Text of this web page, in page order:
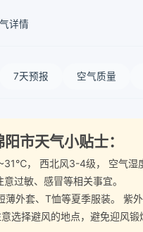
详情
7天预报 空气质量
市天气小贴士：
， 西北风3-4级， 空气湿
过敏、感冒等相关事宜。
外套、T恤等夏季服装。 紫
选择避风的地点，避免迎风